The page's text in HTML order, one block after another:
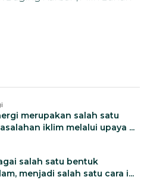
merupakan salah satu
iklim melalui upaya ...
salah satu bentuk
menjadi salah satu cara i...